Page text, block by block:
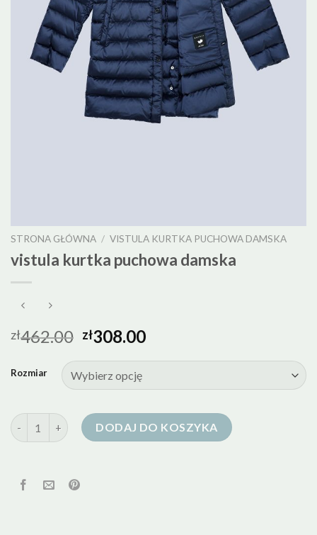
STRONA GŁÓWNA / VISTULA KURTKA PUCHOWA DAMSKA
vistula kurtka puchowa damska
zł462.00 zł308.00
Rozmiar
ilość vistula kurtka puchowa damska
DODAJ DO KOSZYKA